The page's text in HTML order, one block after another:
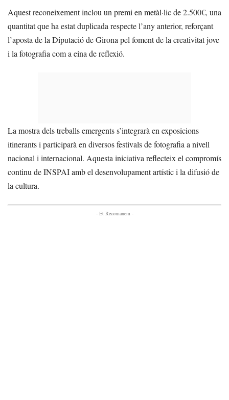
Aquest reconeixement inclou un premi en metàl·lic de 2.500€, una
quantitat que ha estat duplicada respecte l’any anterior, reforçant
l’aposta de la Diputació de Girona pel foment de la creativitat jove
i la fotografia com a eina de reflexió.
La mostra dels treballs emergents s’integrarà en exposicions
itinerants i participarà en diversos festivals de fotografia a nivell
nacional i internacional. Aquesta iniciativa reflecteix el compromís
continu de INSPAI amb el desenvolupament artístic i la difusió de
la cultura.
- Et Recomanem -